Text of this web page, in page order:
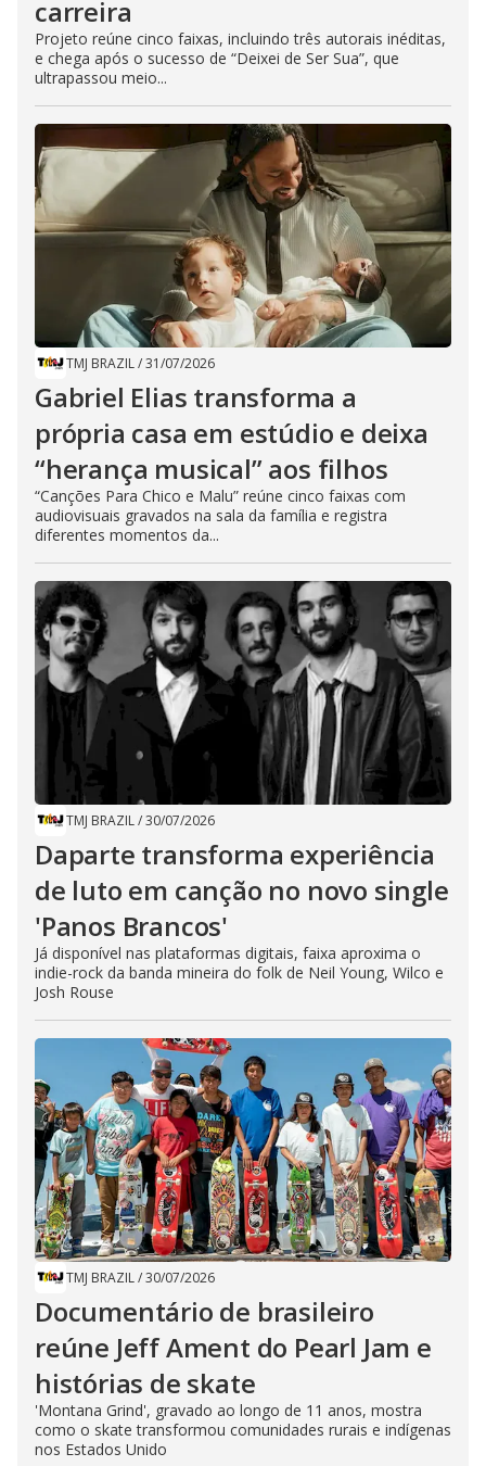
carreira
Projeto reúne cinco faixas, incluindo três autorais inéditas,
e chega após o sucesso de “Deixei de Ser Sua”, que
ultrapassou meio...
TMJ BRAZIL/31/07/2026
Gabriel Elias transforma a
própria casa em estúdio e deixa
“herança musical” aos filhos
“Canções Para Chico e Malu” reúne cinco faixas com
audiovisuais gravados na sala da família e registra
diferentes momentos da...
TMJ BRAZIL/30/07/2026
Daparte transforma experiência
de luto em canção no novo single
'Panos Brancos'
Já disponível nas plataformas digitais, faixa aproxima o
indie-rock da banda mineira do folk de Neil Young, Wilco e
Josh Rouse
TMJ BRAZIL/30/07/2026
Documentário de brasileiro
reúne Jeff Ament do Pearl Jam e
histórias de skate
'Montana Grind', gravado ao longo de 11 anos, mostra
como o skate transformou comunidades rurais e indígenas
nos Estados Unido